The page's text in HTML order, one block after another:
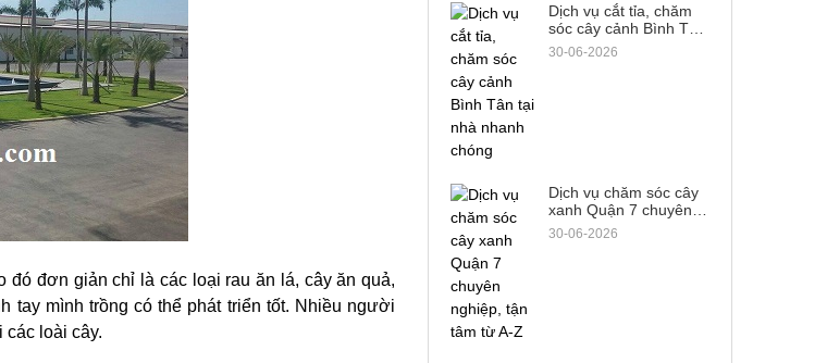
đó đơn giản chỉ là các loại rau ăn lá, cây ăn quả,
tay mình trồng có thể phát triển tốt. Nhiều người
các loài cây.
Dịch vụ cắt tỉa, chăm
sóc cây cảnh Bình Tân
tại nhà nhanh chóng
30-06-2026
Dịch vụ chăm sóc cây
xanh Quận 7 chuyên
nghiệp, tận tâm từ A-Z
30-06-2026